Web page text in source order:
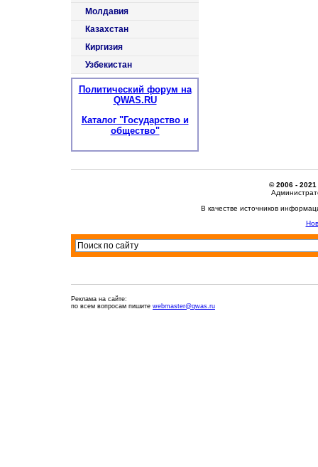
Молдавия
Казахстан
Киргизия
Узбекистан
Политический форум на
QWAS.RU
Каталог "Государство и
общество"
© 2006 - 2021
В качестве источников
Реклама на сайте:
по всем вопросам пишите webmaster@qwas.ru